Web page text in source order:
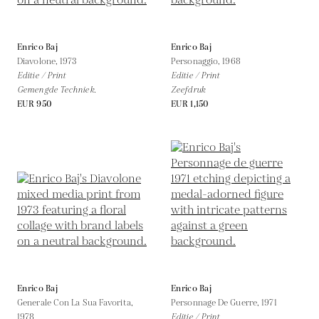
Enrico Baj
Diavolone,1973
Editie / Print
Gemengde Techniek.
EUR 950
Enrico Baj
Personaggio,1968
Editie / Print
Zeefdruk
EUR 1,150
Enrico Baj
Generale Con La Sua Favorita,
Enrico Baj
Personnage De Guerre,1971